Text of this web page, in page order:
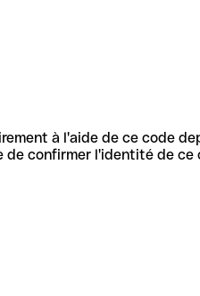
à l'aide de ce code
de confirmer l'identité de